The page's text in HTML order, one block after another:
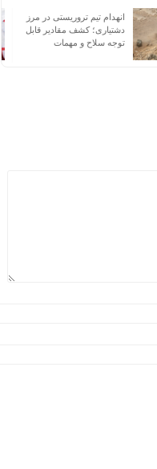
انهدام تیم تروریستی در مرز
دشتیاری؛ کشف مقادیر قابل
توجه سلاح و مهمات